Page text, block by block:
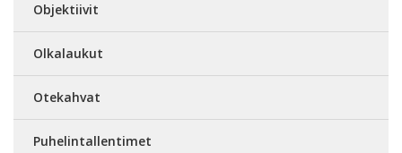
Objektiivit
Olkalaukut
Otekahvat
Puhelintallentimet